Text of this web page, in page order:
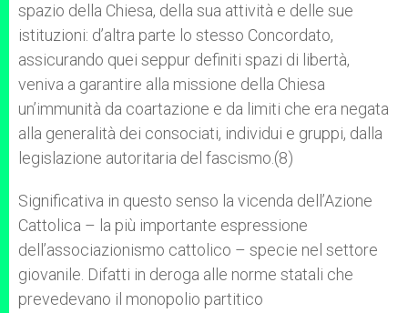
spazio della Chiesa, della sua attività e delle sue
istituzioni: d’altra parte lo stesso Concordato,
assicurando quei seppur definiti spazi di libertà,
veniva a garantire alla missione della Chiesa
un’immunità da coartazione e da limiti che era negata
alla generalità dei consociati, individui e gruppi, dalla
legislazione autoritaria del fascismo.(8)
Significativa in questo senso la vicenda dell’Azione
Cattolica – la più importante espressione
dell’associazionismo cattolico – specie nel settore
giovanile. Difatti in deroga alle norme statali che
prevedevano il monopolio partitico